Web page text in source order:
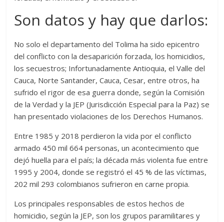
Son datos y hay que darlos:
No solo el departamento del Tolima ha sido epicentro
del conflicto con la desaparición forzada, los homicidios,
los secuestros; Infortunadamente Antioquia, el Valle del
Cauca, Norte Santander, Cauca, Cesar, entre otros, ha
sufrido el rigor de esa guerra donde, según la Comisión
de la Verdad y la JEP (Jurisdicción Especial para la Paz) se
han presentado violaciones de los Derechos Humanos.
Entre 1985 y 2018 perdieron la vida por el conflicto
armado 450 mil 664 personas, un acontecimiento que
dejó huella para el país; la década más violenta fue entre
1995 y 2004, donde se registró el 45 % de las víctimas,
202 mil 293 colombianos sufrieron en carne propia.
Los principales responsables de estos hechos de
homicidio, según la JEP, son los grupos paramilitares y